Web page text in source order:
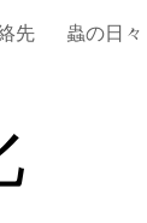
先 蟲の日々